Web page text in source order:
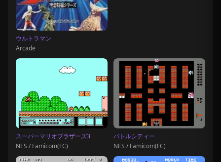
ウルトラマン
Arcade
スーパーマリオブラザーズ3
NES / Famicom(FC)
バトルシティー
NES / Famicom(FC)